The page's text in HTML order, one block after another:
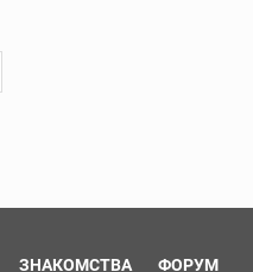
ЗНАКОМСТВА ФОРУМ